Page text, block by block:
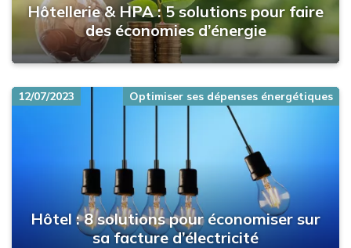
Hôtellerie & HPA : 5 solutions pour faire
des économies d’énergie
Hôtel : 8 solutions pour économiser sur
sa facture d’électricité
12/07/2023 Optimiser ses dépenses énergétiques